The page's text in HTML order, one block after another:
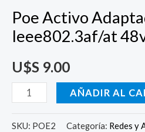
Poe Activo
Ieee802.3af/at
U$S 9.00
AÑADIR AL
SKU: POE2 Categoría: Redes y